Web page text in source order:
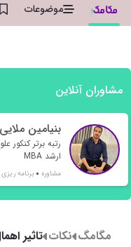
موضوعات
مشاوران آنلاین
بنیامین ملایی
ارشد MBA
مشاوره برنامه ریزی
مگامگ نکات تاثیر